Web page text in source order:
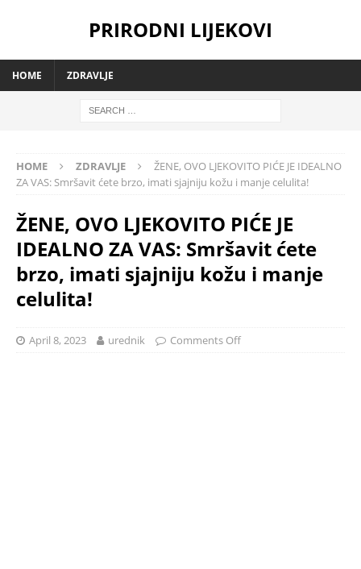
PRIRODNI LIJEKOVI
HOME ZDRAVLJE
HOME ZDRAVLJE
ŽENE, OVO LJEKOVITO PIĆE JE IDEALNO
ZA VAS: Smršavit ćete brzo, imati sjajniju kožu i manje celulita!
ŽENE, OVO LJEKOVITO PIĆE JE
IDEALNO ZA VAS: Smršavit ćete
brzo, imati sjajniju kožu i manje
celulita!
April 8, 2023 urednik Comments Off